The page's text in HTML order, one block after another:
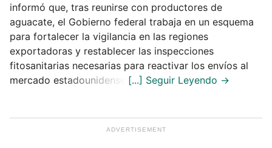
informó que, tras reunirse con productores de
aguacate, el Gobierno federal trabaja en un esquema
para fortalecer la vigilancia en las regiones
exportadoras y restablecer las inspecciones
fitosanitarias necesarias para reactivar los envíos al
mercado estadounidense.